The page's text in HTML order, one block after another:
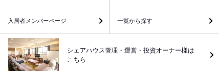
入居者メンバーページ 一覧から探す
シェアハウス管理・運営・投資オーナー様は
こちら